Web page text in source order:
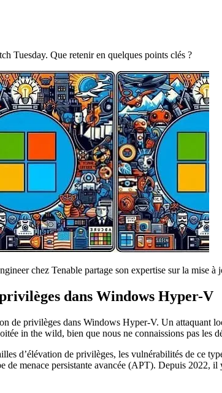
Tuesday. Que retenir en quelques points clés ?
chez Tenable partage son expertise sur la mise
dans Windows Hyper-V
de privilèges dans Windows Hyper-V. Un attaquant
in the wild, bien que nous ne connaissions pas les
d’élévation de privilèges, les vulnérabilités de ce
de menace persistante avancée (APT). Depuis